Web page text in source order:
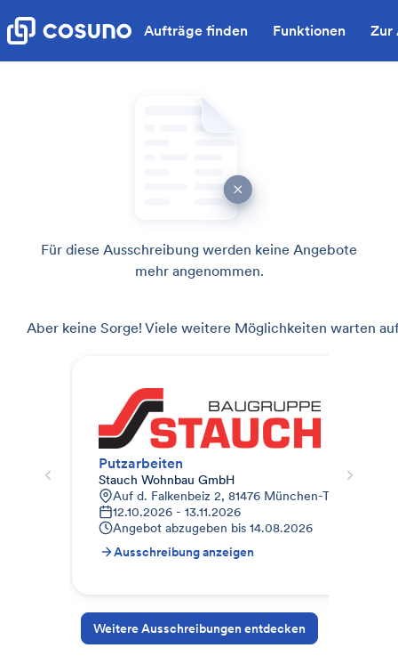
Aufträge finden Funktionen Zur
Für diese Ausschreibung werden keine Angebote
mehr angenommen.
Aber keine Sorge! Viele weitere Möglichkeiten warten
Putzarbeiten
Stauch Wohnbau GmbH
Auf d. Falkenbeiz 2, 81476 München-
12.10.2026 - 13.11.2026
Angebot abzugeben bis 14.08.2026
Ausschreibung anzeigen
Weitere Ausschreibungen entdecken